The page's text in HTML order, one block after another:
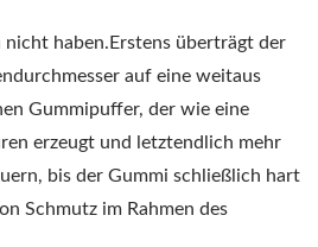
haben.Erstens überträgt der
auf eine weitaus
Gummipuffer, der wie eine
erzeugt und letztendlich mehr
bis der Gummi schließlich hart
Schmutz im Rahmen des